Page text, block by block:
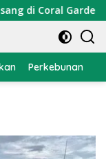
Coral Garden
Perkebunan